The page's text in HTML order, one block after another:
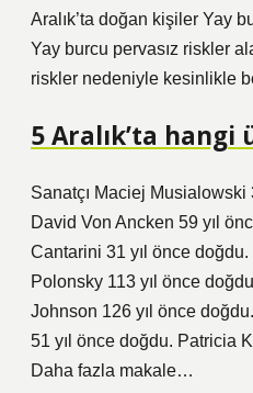
Aralık’ta doğan kişiler Yay
Yay burcu pervasız riskler
riskler nedeniyle kesinlikle
5 Aralık’ta hangi
Sanatçı Maciej Musialowski
David Von Ancken 59 yıl
Cantarini 31 yıl önce doğdu.
Polonsky 113 yıl önce
Johnson 126 yıl önce
51 yıl önce doğdu. Patricia
Daha fazla makale…